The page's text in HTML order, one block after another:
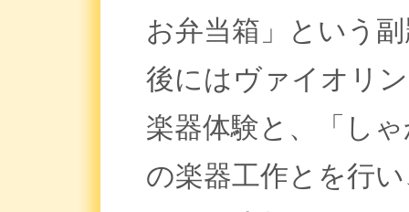
お弁当箱」という
後にはヴァイオリ
楽器体験と、「し
の楽器工作とを行